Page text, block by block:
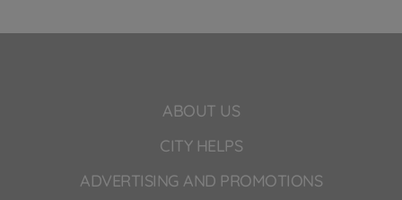
ABOUT US
CITY HELPS
ADVERTISING AND PROMOTIONS